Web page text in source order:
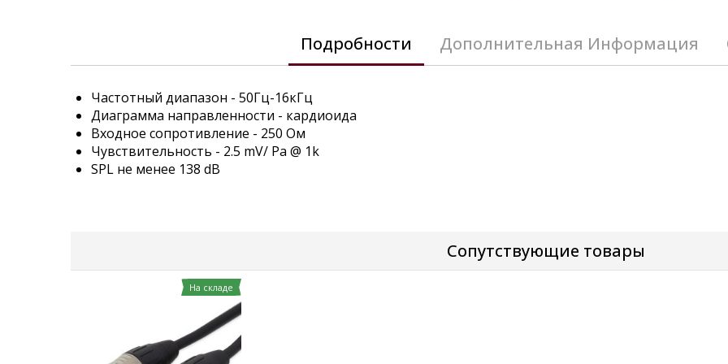
Подробности
Частотный диапазон - 50Гц-16кГц
Диаграмма направленности - кардиоида
Входное сопротивление - 250 Ом
Чувствительность - 2.5 mV/ Pa @ 1k
SPL не менее 138 dB
Дополнительная Информация
Сопутствующие товары
На складе